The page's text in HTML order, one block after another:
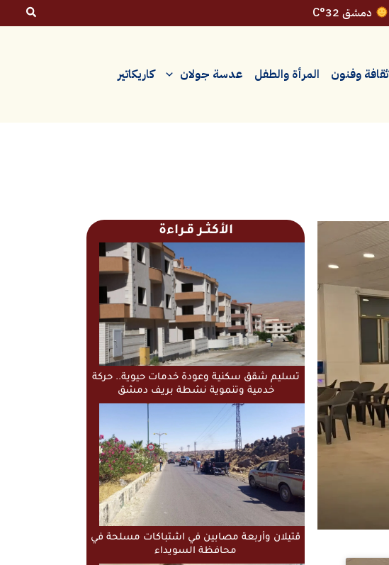
دمشق 32°C
ثقافة وفنون المرأة والطفل عدسة جولان كاريكاتير
الأكثــر قـراءة
تسليم شقق سكنية وعودة خدمات حيوية.. حركة
خدمية وتنموية نشطة بريف دمشق
قتيلان وأربعة مصابين في اشتباكات مسلحة في
محافظة السويداء